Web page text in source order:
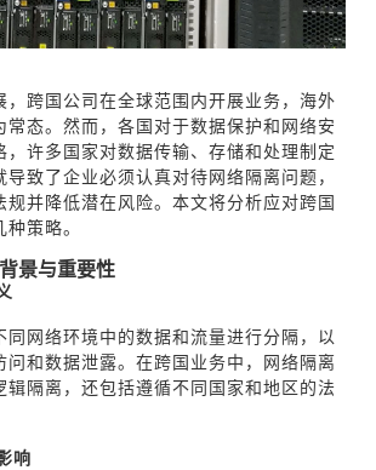
，跨国公司在全球范围内开展业务，海外
常态。然而，各国对于数据保护和网络安
，许多国家对数据传输、存储和处理制定
致了企业必须认真对待网络隔离问题，
规并降低潜在风险。本文将分析应对跨国
策略。
景与重要性
同网络环境中的数据和流量进行分隔，以
问和数据泄露。在跨国业务中，网络隔离
辑隔离，还包括遵循不同国家和地区的法
响